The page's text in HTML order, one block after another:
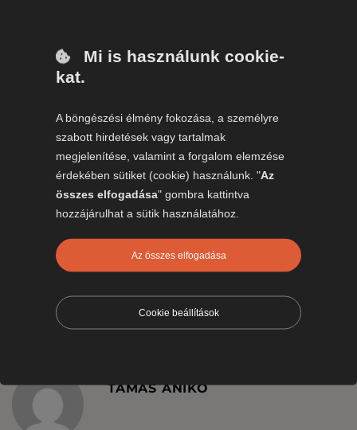
felhasználható, így a megajándékozott saját
időbeosztása szerint foglalhat időpontot.
Ajándékozz történetet, ne tárgyat!
Ha igazán különleges ajándékot keresel a
férjednek, válassz olyan terepélményt, amelyről
még évek múlva is mosolyogva fog mesélni.
https://terepelmenyek.hu/kupon/ajandekkartya/
This entry was posted inEgyéb. Bookmark thepermalink
TAMÁS ANIKÓ
Mi is használunk cookie-
kat.
A böngészési élmény fokozása, a személyre
szabott hirdetések vagy tartalmak
megjelenítése, valamint a forgalom elemzése
érdekében sütiket (cookie) használunk. "Az
összes elfogadása" gombra kattintva
hozzájárulhat a sütik használatához.
Az összes elfogadása
Cookie beállítások